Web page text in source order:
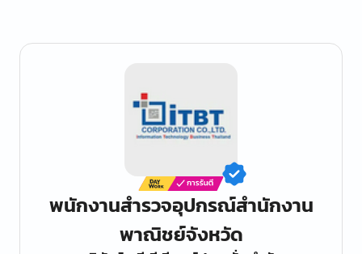
พนักงานสำรวจอุปกรณ์สำนักงาน
พาณิชย์จังหวัด